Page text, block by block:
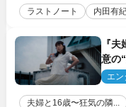
ラストノート 内田有
『夫
意の
エン
夫婦と16歳〜狂気の隣...